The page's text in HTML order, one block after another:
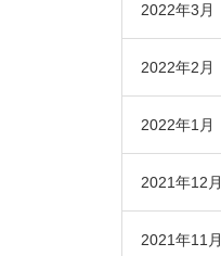
2022年3月
2022年2月
2022年1月
2021年12月
2021年11月